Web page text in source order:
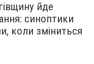
йде
синоптики
коли зміниться